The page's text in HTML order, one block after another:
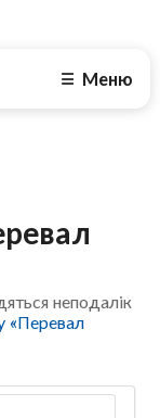
☰ Меню
неподалік
«Перевал